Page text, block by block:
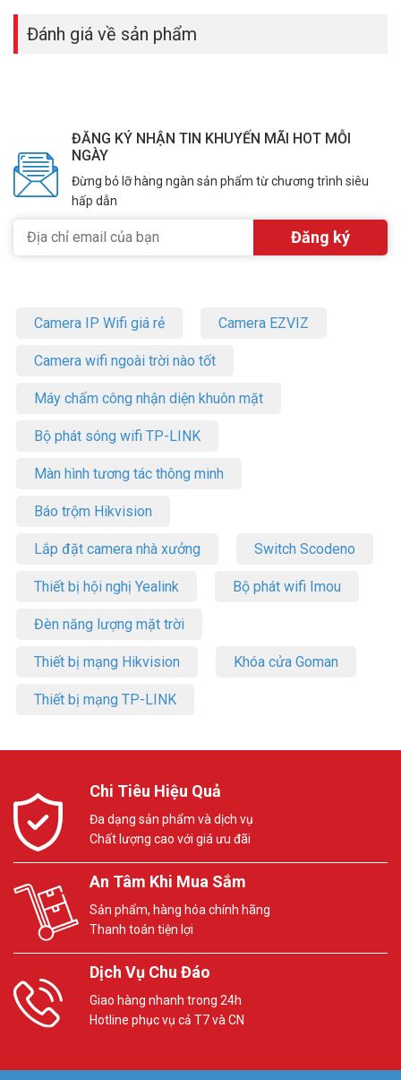
Đánh giá về sản phẩm
ĐĂNG KÝ NHẬN TIN KHUYẾN MÃI HOT MỖI
NGÀY
Đừng bỏ lỡ hàng ngàn sản phẩm từ chương trình siêu
hấp dẫn
Camera IP Wifi giá rẻ Camera EZVIZ
Camera wifi ngoài trời nào tốt
Máy chấm công nhận diện khuôn mặt
Bộ phát sóng wifi TP-LINK
Màn hình tương tác thông minh
Báo trộm Hikvision
Lắp đặt camera nhà xưởng Switch Scodeno
Thiết bị hội nghị Yealink Bộ phát wifi Imou
Đèn năng lượng mặt trời
Thiết bị mạng Hikvision Khóa cửa Goman
Thiết bị mạng TP-LINK
Chi Tiêu Hiệu Quả
Đa dạng sản phẩm và dịch vụ
Chất lượng cao với giá ưu đãi
An Tâm Khi Mua Sắm
Sản phẩm, hàng hóa chính hãng
Thanh toán tiện lợi
Dịch Vụ Chu Đáo
Giao hàng nhanh trong 24h
Hotline phục vụ cả T7 và CN